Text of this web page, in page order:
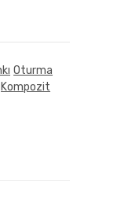
Oturma
Kompozit